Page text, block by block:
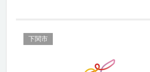
下関市